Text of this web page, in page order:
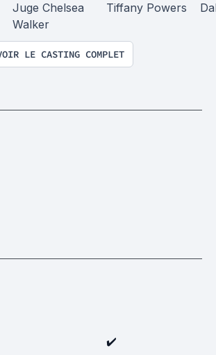
Juge Chelsea
Walker
Tiffany Powers
LE CASTING COMPLET
✔️